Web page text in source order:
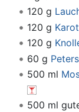
120 g
120 g
120 g
60 g
500 ml
500 ml